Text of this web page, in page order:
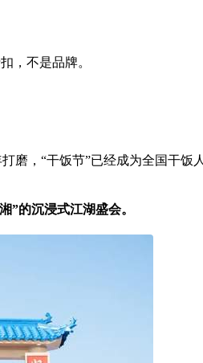
，不是品牌。
，“干饭节”已经成为全国干饭
”的沉浸式江湖盛会。